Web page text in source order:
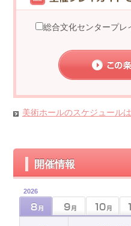
総合文化センタープレ
美術ホールのスケジュール
開催情報
2026